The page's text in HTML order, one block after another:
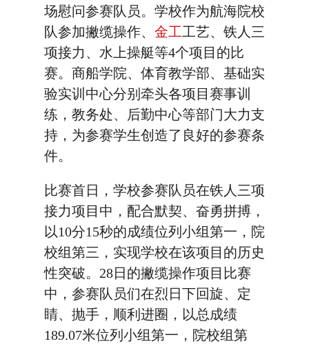
场慰问参赛队员。学校作为航海院校
队参加撇缆操作、 金工工艺、铁人三
项接力、水上操艇等4个项目的比
赛。商船学院、体育教学部、基础实
验实训中心分别牵头各项目赛事训
练，教务处、后勤中心等部门大力支
持，为参赛学生创造了良好的参赛条
件。
比赛首日，学校参赛队员在铁人三项
接力项目中，配合默契、奋勇拼搏，
以10分15秒的成绩位列小组第一，院
校组第三，实现学校在该项目的历史
性突破。28日的撇缆操作项目比赛
中，参赛队员们在烈日下回旋、定
睛、抛手，顺利进圈，以总成绩
189.07米位列小组第一，院校组第